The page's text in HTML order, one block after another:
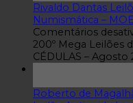
Rivaldo Dantas
Numismática –
Comentários
200º Mega Leilões
CÉDULAS – Agosto
Roberto de